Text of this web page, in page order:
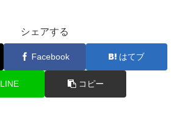
シェアする
Facebook はてブ
LINE コピー